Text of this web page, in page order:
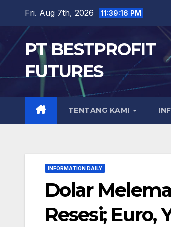
content
Fri. Aug 7th, 2026 11:39:17 PM
PT BESTPROFIT
FUTURES
TENTANG KAMI
INFORMATION DAILY
Dolar
Resesi; Euro,